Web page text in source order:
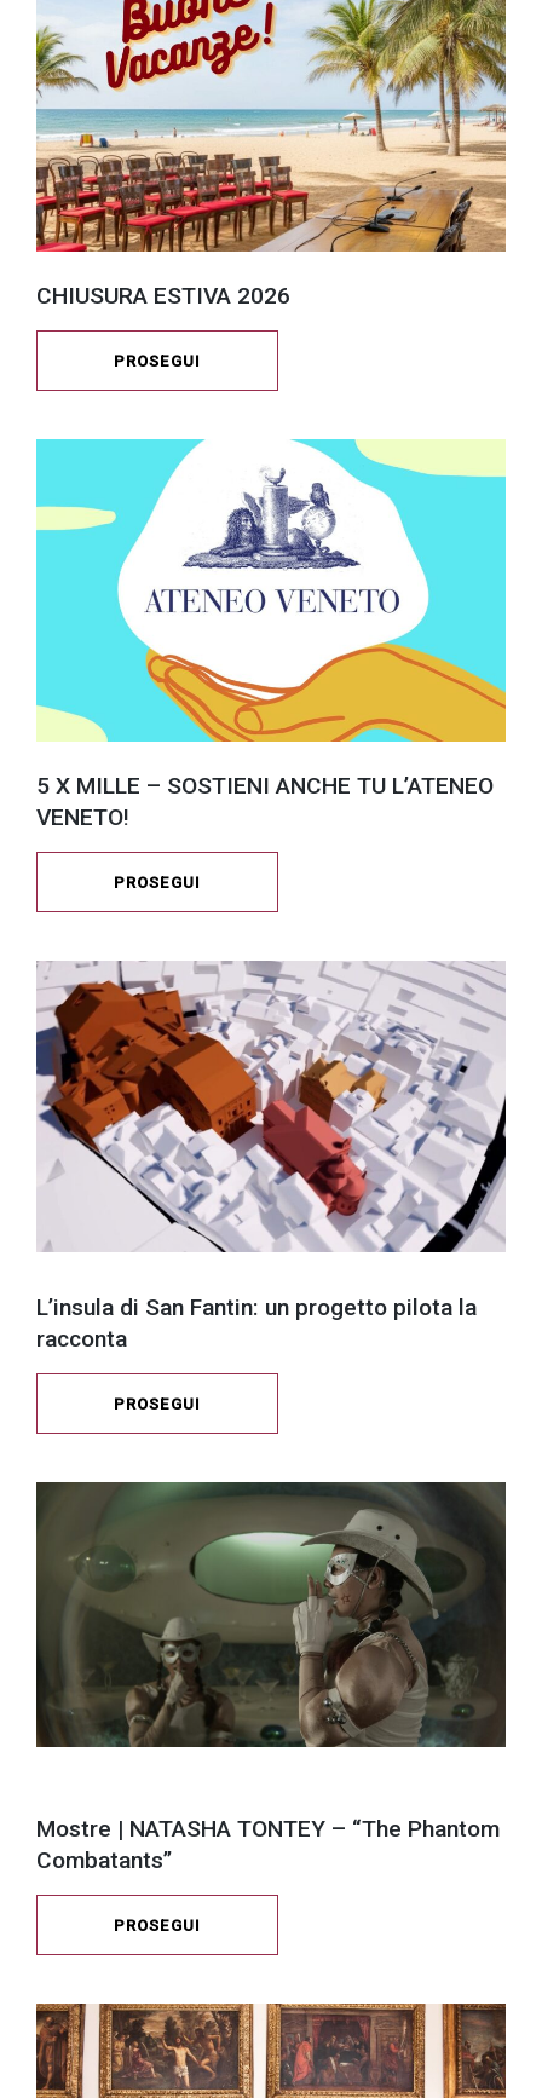
CHIUSURA ESTIVA 2026
PROSEGUI
5 X MILLE – SOSTIENI ANCHE TU L’ATENEO
VENETO!
PROSEGUI
L’insula di San Fantin: un progetto pilota la
racconta
PROSEGUI
Mostre | NATASHA TONTEY – “The Phantom
Combatants”
PROSEGUI